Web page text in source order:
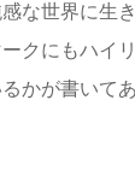
な世界に生
クにもハイ
かが書いてあ